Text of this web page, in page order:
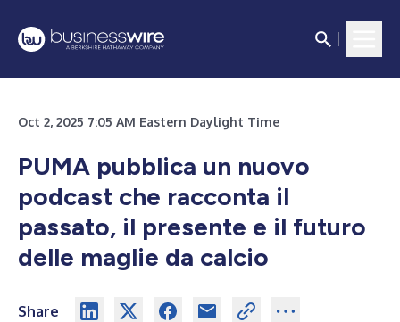
Oct 2, 2025 7:05 AM Eastern Daylight Time
PUMA pubblica un nuovo
podcast che racconta il
passato, il presente e il futuro
delle maglie da calcio
Share